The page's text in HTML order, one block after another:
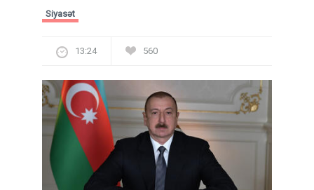
Siyasət
13:24 560